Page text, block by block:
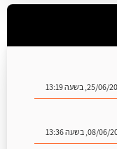
בשעה 13:19
בשעה 13:36